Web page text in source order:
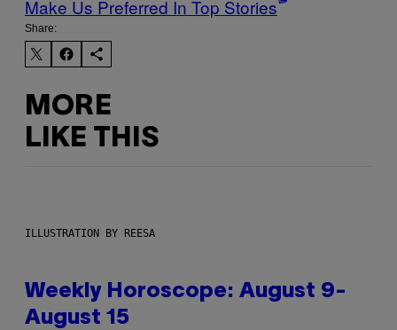
Make Us Preferred In Top Stories
Share:
MORE
LIKE THIS
ILLUSTRATION BY REESA
Weekly Horoscope: August 9-
August 15